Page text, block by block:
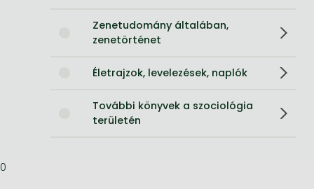
Zenetudomány általában,
zenetörténet
Életrajzok, levelezések, naplók
További könyvek a szociológia
területén
0